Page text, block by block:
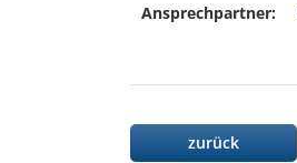
Ansprechpartner:
zurück